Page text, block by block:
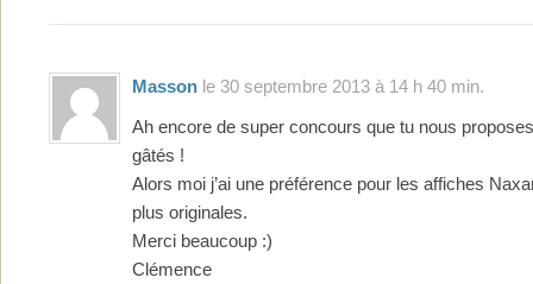
Masson le 30 septembre 2013 à 14 h 40 min.
Ah encore de super concours que tu nous
gâtés !
Alors moi j’ai une préférence pour les affiches
plus originales.
Merci beaucoup :)
Clémence